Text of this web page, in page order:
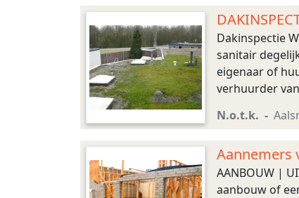
Dakinspectie
sanitair
eigenaar of
verhuurder
N.o.t.k.
Aannemers
AANBOUW |
aanbouw of